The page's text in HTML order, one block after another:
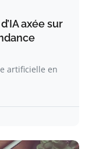
axée sur
artificielle en